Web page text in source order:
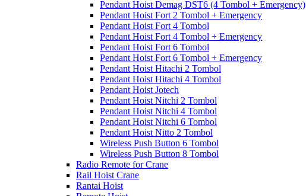
Pendant Hoist Demag DST6 (4 Tombol + Emergency)
Pendant Hoist Fort 2 Tombol + Emergency
Pendant Hoist Fort 4 Tombol
Pendant Hoist Fort 4 Tombol + Emergency
Pendant Hoist Fort 6 Tombol
Pendant Hoist Fort 6 Tombol + Emergency
Pendant Hoist Hitachi 2 Tombol
Pendant Hoist Hitachi 4 Tombol
Pendant Hoist Jotech
Pendant Hoist Nitchi 2 Tombol
Pendant Hoist Nitchi 4 Tombol
Pendant Hoist Nitchi 6 Tombol
Pendant Hoist Nitto 2 Tombol
Wireless Push Button 6 Tombol
Wireless Push Button 8 Tombol
Radio Remote for Crane
Rail Hoist Crane
Rantai Hoist